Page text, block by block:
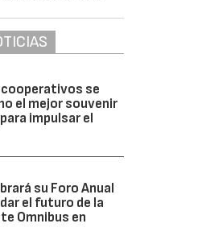
se
el mejor souvenir
impulsar el
su Foro Anual
el futuro de la
Omnibus en